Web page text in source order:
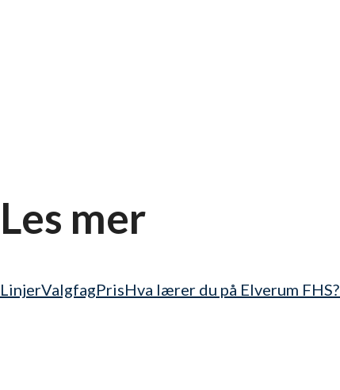
Les mer
LinjerValgfagPrisHva lærer du på Elverum FHS?